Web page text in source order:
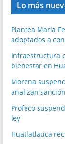
Lo más
Plantea María
adoptados a
Infraestructura
bienestar en
Morena
analizan
Profeco
ley
Huatlatlauca